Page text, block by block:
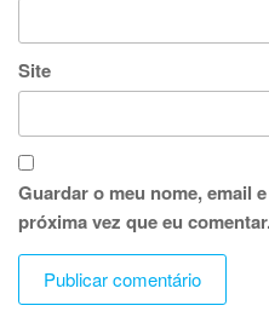
Site
Guardar o meu nome, email
próxima vez que eu